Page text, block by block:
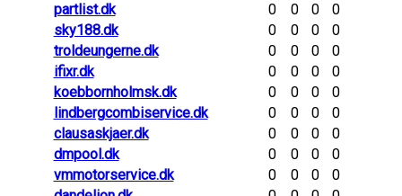
partlist.dk
0 0 0
0
sky188.dk
0 0 0
0
troldeungerne.dk
0 0 0
0
ifixr.dk
0 0 0
0
koebbornholmsk.dk
0 0 0
0
lindbergcombiservice.dk
0 0 0
0
clausaskjaer.dk
0 0 0
0
dmpool.dk
0 0 0
0
vmmotorservice.dk
0 0 0
0